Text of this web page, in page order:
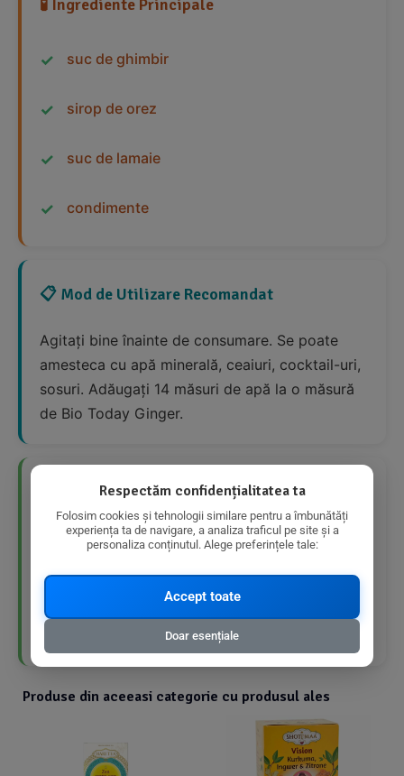
🧪 Ingrediente Principale
suc de ghimbir
sirop de orez
suc de lamaie
condimente
📋 Mod de Utilizare Recomandat
Agitați bine înainte de consumare. Se poate
amesteca cu apă minerală, ceaiuri, cocktail-uri,
sosuri. Adăugați 14 măsuri de apă la o măsură
de Bio Today Ginger.
👍 Avantaje Nutriționale
Sursă de antioxidanți
Fără arome, culori și arome artificiale
Produse din aceeasi categorie cu produsul ales
Respectăm confidențialitatea ta
Folosim cookies și tehnologii similare pentru a îmbunătăți
experiența ta de navigare, a analiza traficul pe site și a
personaliza conținutul. Alege preferințele tale:
Accept toate
Doar esențiale